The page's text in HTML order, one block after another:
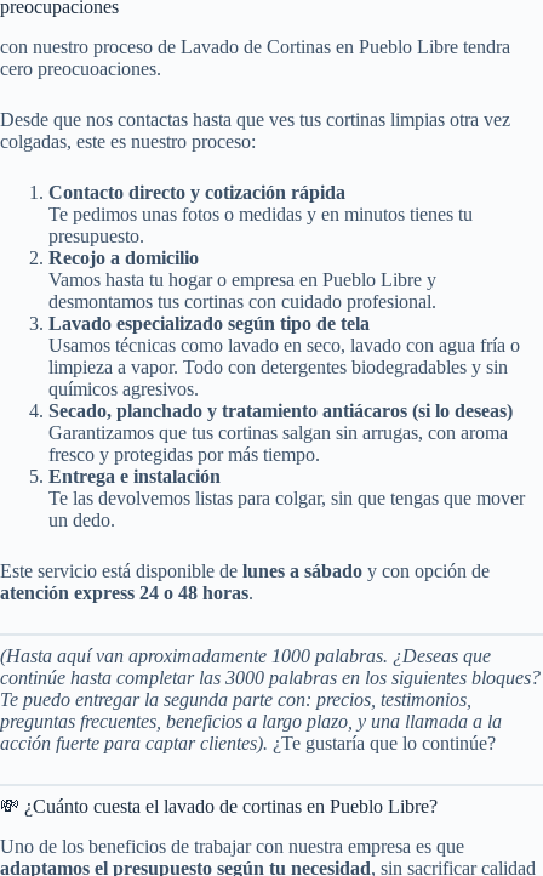
preocupaciones
con nuestro proceso de Lavado de Cortinas en Pueblo Libre tendra
cero preocuoaciones.
Desde que nos contactas hasta que ves tus cortinas limpias otra vez
colgadas, este es nuestro proceso:
Contacto directo y cotización rápida
Te pedimos unas fotos o medidas y en minutos tienes tu
presupuesto.
Recojo a domicilio
Vamos hasta tu hogar o empresa en Pueblo Libre y
desmontamos tus cortinas con cuidado profesional.
Lavado especializado según tipo de tela
Usamos técnicas como lavado en seco, lavado con agua fría o
limpieza a vapor. Todo con detergentes biodegradables y sin
químicos agresivos.
Secado, planchado y tratamiento antiácaros (si lo deseas)
Garantizamos que tus cortinas salgan sin arrugas, con aroma
fresco y protegidas por más tiempo.
Entrega e instalación
Te las devolvemos listas para colgar, sin que tengas que mover
un dedo.
Este servicio está disponible de lunes a sábado y con opción de
atención express 24 o 48 horas.
(Hasta aquí van aproximadamente 1000 palabras. ¿Deseas que
continúe hasta completar las 3000 palabras en los siguientes bloques?
Te puedo entregar la segunda parte con: precios, testimonios,
preguntas frecuentes, beneficios a largo plazo, y una llamada a la
acción fuerte para captar clientes). ¿Te gustaría que lo continúe?
💸 ¿Cuánto cuesta el lavado de cortinas en Pueblo Libre?
Uno de los beneficios de trabajar con nuestra empresa es que
adaptamos el presupuesto según tu necesidad, sin sacrificar calidad